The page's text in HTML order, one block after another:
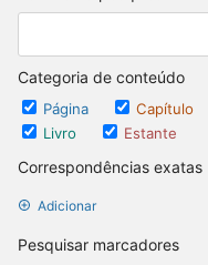
Categoria de conteúdo
Página
Capítulo
Livro
Estante
Correspondências exatas
Adicionar
Pesquisar marcadores